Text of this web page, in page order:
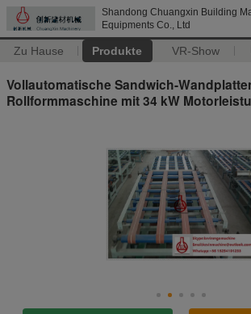
Shandong Chuangxin Building
Equipments Co., Ltd
Zu Hause Produkte VR-Show
Vollautomatische Sandwich-
Rollformmaschine mit 34 kW